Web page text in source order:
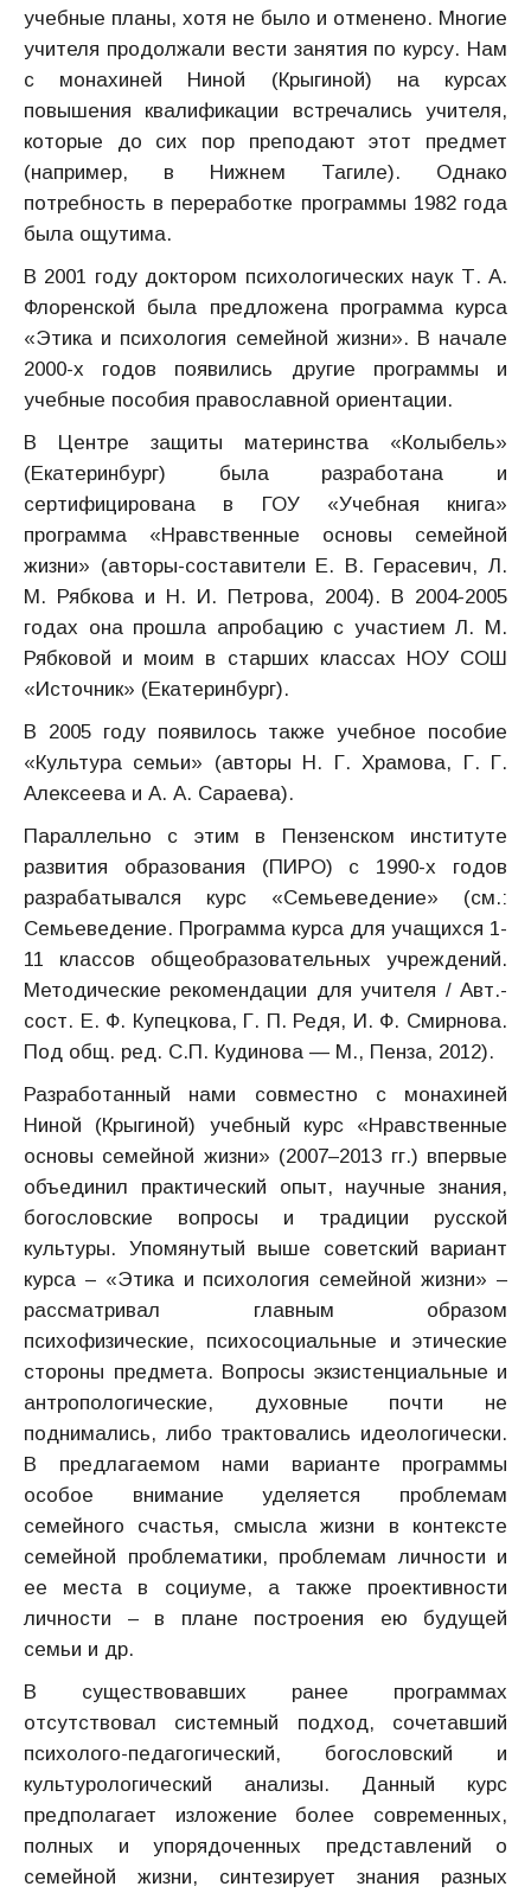
учебные планы, хотя не было и отменено. Многие
учителя продолжали вести занятия по курсу. Нам
с монахиней Ниной (Крыгиной) на курсах
повышения квалификации встречались учителя,
которые до сих пор преподают этот предмет
(например, в Нижнем Тагиле). Однако
потребность в переработке программы 1982 года
была ощутима.
В 2001 году доктором психологических наук Т. А.
Флоренской была предложена программа курса
«Этика и психология семейной жизни». В начале
2000-х годов появились другие программы и
учебные пособия православной ориентации.
В Центре защиты материнства «Колыбель»
(Екатеринбург) была разработана и
сертифицирована в ГОУ «Учебная книга»
программа «Нравственные основы семейной
жизни» (авторы-составители Е. В. Герасевич, Л.
М. Рябкова и Н. И. Петрова, 2004). В 2004-2005
годах она прошла апробацию с участием Л. М.
Рябковой и моим в старших классах НОУ СОШ
«Источник» (Екатеринбург).
В 2005 году появилось также учебное пособие
«Культура семьи» (авторы Н. Г. Храмова, Г. Г.
Алексеева и А. А. Сараева).
Параллельно с этим в Пензенском институте
развития образования (ПИРО) с 1990-х годов
разрабатывался курс «Семьеведение» (см.:
Семьеведение. Программа курса для учащихся 1-
11 классов общеобразовательных учреждений.
Методические рекомендации для учителя / Авт.-
сост. Е. Ф. Купецкова, Г. П. Редя, И. Ф. Смирнова.
Под общ. ред. С.П. Кудинова — М., Пенза, 2012).
Разработанный нами совместно с монахиней
Ниной (Крыгиной) учебный курс «Нравственные
основы семейной жизни» (2007–2013 гг.) впервые
объединил практический опыт, научные знания,
богословские вопросы и традиции русской
культуры. Упомянутый выше советский вариант
курса – «Этика и психология семейной жизни» –
рассматривал главным образом
психофизические, психосоциальные и этические
стороны предмета. Вопросы экзистенциальные и
антропологические, духовные почти не
поднимались, либо трактовались идеологически.
В предлагаемом нами варианте программы
особое внимание уделяется проблемам
семейного счастья, смысла жизни в контексте
семейной проблематики, проблемам личности и
ее места в социуме, а также проективности
личности – в плане построения ею будущей
семьи и др.
В существовавших ранее программах
отсутствовал системный подход, сочетавший
психолого-педагогический, богословский и
культурологический анализы. Данный курс
предполагает изложение более современных,
полных и упорядоченных представлений о
семейной жизни, синтезирует знания разных